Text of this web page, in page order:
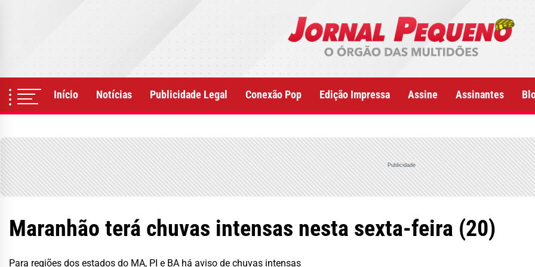
Início Notícias Publicidade Legal Conexão Pop Edição Impressa Assine Assinantes
Publicidade
Maranhão terá chuvas intensas nesta sexta-feira (20)
Para regiões dos estados do MA, PI e BA há aviso de chuvas intensas